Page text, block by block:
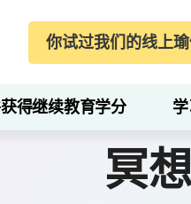
你试过我们的线上瑜
得继续教育学分
冥